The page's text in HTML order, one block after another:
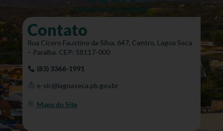
Contato
Rua Cícero Faustino da Silva, 647, Centro, Lagoa Seca
– Paraíba. CEP: 58117-000
(83) 3366-1991
e-sic@lagoaseca.pb.gov.br
Mapa do Site